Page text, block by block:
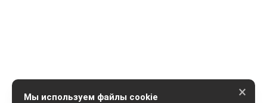
Мы используем файлы cookie ×